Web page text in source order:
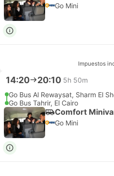
Go Mini
Impuestos
14:20 20:10 5h 50m
Go Bus Al Rewaysat, Sharm El
Go Bus Tahrir, El Cairo
Comfort
Go Mini